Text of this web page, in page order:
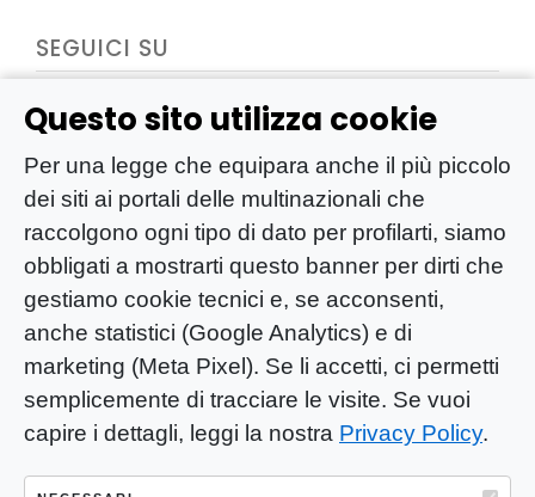
Questo sito utilizza cookie
Per una legge che equipara anche il più piccolo
dei siti ai portali delle multinazionali che
raccolgono ogni tipo di dato per profilarti, siamo
obbligati a mostrarti questo banner per dirti che
gestiamo cookie tecnici e, se acconsenti,
anche statistici (Google Analytics) e di
marketing (Meta Pixel). Se li accetti, ci permetti
semplicemente di tracciare le visite. Se vuoi
capire i dettagli, leggi la nostra Privacy Policy.
SEGUICI SU
YOU-ng Slow Journalism è una testata
giornalistica di proprietà di Mastino S.R.L.